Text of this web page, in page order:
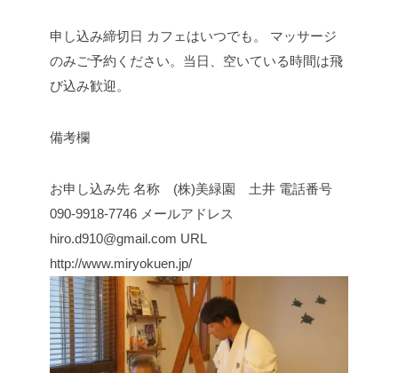
申し込み締切日 カフェはいつでも。
マッサージ
のみご予約ください。当日、空いている時間は飛
び込み歓迎。
備考欄
お申し込み先 名称 (株)美緑園 土井 電話番号
090-9918-7746 メールアドレス
hiro.d910@gmail.com URL
http://www.miryokuen.jp/